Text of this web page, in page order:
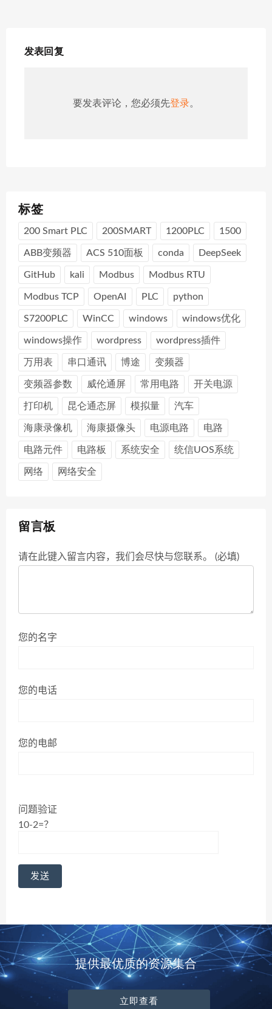
发表回复
要发表评论，您必须先登录。
标签
200 Smart PLC 200SMART 1200PLC 1500
ABB变频器 ACS 510面板 conda DeepSeek
GitHub kali Modbus Modbus RTU
Modbus TCP OpenAI PLC python
S7200PLC WinCC windows windows优化
windows操作 wordpress wordpress插件
万用表 串口通讯 博途 变频器
变频器参数 威伦通屏 常用电路 开关电源
打印机 昆仑通态屏 模拟量 汽车
海康录像机 海康摄像头 电源电路 电路
电路元件 电路板 系统安全 统信UOS系统
网络 网络安全
留言板
请在此键入留言内容，我们会尽快与您联系。 (必填)
您的名字
您的电话
您的电邮
问题验证
10-2=？
提供最优质的资源集合
立即查看